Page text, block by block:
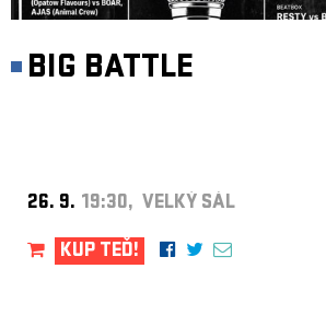
BIG BATTLE
26. 9. 19:30, VELKÝ SÁL
KUP TEĎ!